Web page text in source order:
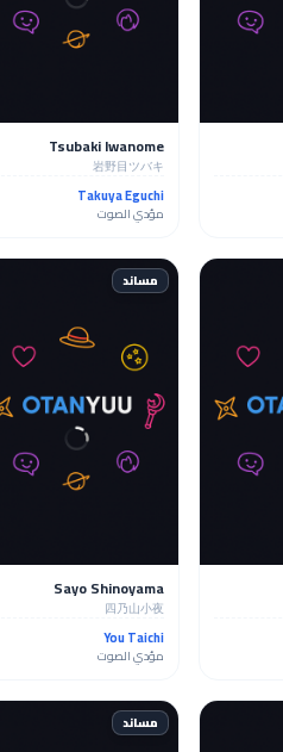
Tsubaki Iwanome
岩野目ツバキ
Takuya Eguchi
مؤدي الصوت
مساند
Sayo Shinoyama
四乃山小夜
You Taichi
مؤدي الصوت
مساند